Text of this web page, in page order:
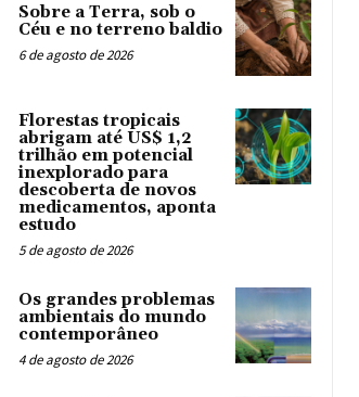
Sobre a Terra, sob o
Céu e no terreno baldio
6 de agosto de 2026
Florestas tropicais
abrigam até US$ 1,2
trilhão em potencial
inexplorado para
descoberta de novos
medicamentos, aponta
estudo
5 de agosto de 2026
Os grandes problemas
ambientais do mundo
contemporâneo
4 de agosto de 2026